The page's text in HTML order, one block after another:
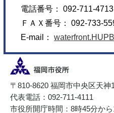
電話番号： 092-711-4713
ＦＡＸ番号： 092-733-
E-mail：
〒810-8620 福岡市中央区天神
代表電話：092-711-4111
市役所開庁時間：8時45分か